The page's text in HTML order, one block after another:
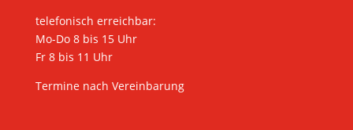
telefonisch erreichbar:
Mo-Do 8 bis 15 Uhr
Fr 8 bis 11 Uhr
Termine nach Vereinbarung